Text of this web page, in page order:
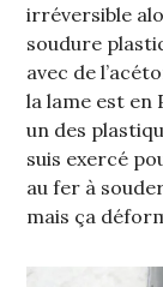
irréversible
soudure
avec de
la lame est en
un des
suis exercé
au fer à
mais ça